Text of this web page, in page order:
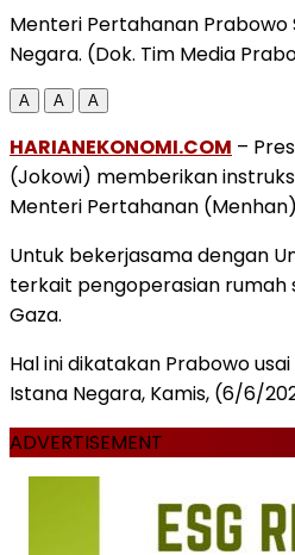
Menteri Pertahanan Prabowo
Negara. (Dok. Tim Media
A A A
HARIANEKONOMI.COM –
(Jokowi) memberikan
Menteri Pertahanan
Untuk bekerjasama dengan
terkait pengoperasian rumah
Gaza.
Hal ini dikatakan Prabowo
Istana Negara, Kamis, (6/6/
ADVERTISEMENT